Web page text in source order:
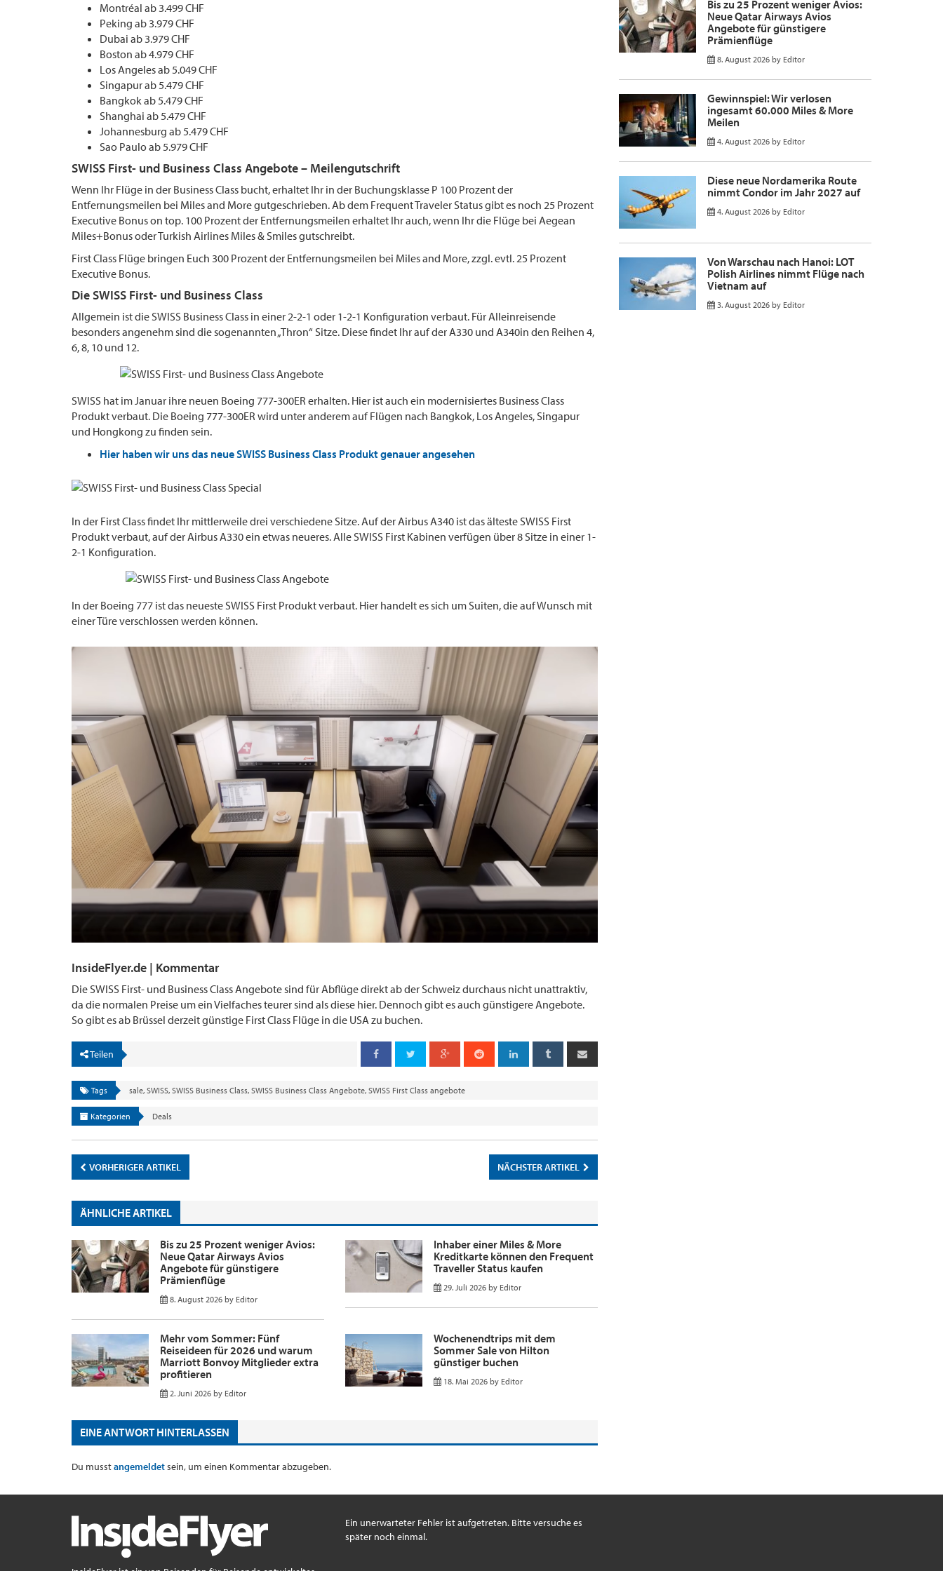
Montréal ab 3.499 CHF
Peking ab 3.979 CHF
Dubai ab 3.979 CHF
Boston ab 4.979 CHF
Los Angeles ab 5.049 CHF
Singapur ab 5.479 CHF
Bangkok ab 5.479 CHF
Shanghai ab 5.479 CHF
Johannesburg ab 5.479 CHF
Sao Paulo ab 5.979 CHF
SWISS First- und Business Class Angebote – Meilengutschrift
Wenn Ihr Flüge in der Business Class bucht, erhaltet Ihr in der Buchungsklasse P 100 Prozent der
Entfernungsmeilen bei Miles and More gutgeschrieben. Ab dem Frequent Traveler Status gibt es noch 25 Prozent
Executive Bonus on top. 100 Prozent der Entfernungsmeilen erhaltet Ihr auch, wenn Ihr die Flüge bei Aegean
Miles+Bonus oder Turkish Airlines Miles & Smiles gutschreibt.
First Class Flüge bringen Euch 300 Prozent der Entfernungsmeilen bei Miles and More, zzgl. evtl. 25 Prozent
Executive Bonus.
Die SWISS First- und Business Class
Allgemein ist die SWISS Business Class in einer 2-2-1 oder 1-2-1 Konfiguration verbaut. Für Alleinreisende
besonders angenehm sind die sogenannten „Thron“ Sitze. Diese findet Ihr auf der A330 und A340in den Reihen 4,
6, 8, 10 und 12.
SWISS hat im Januar ihre neuen Boeing 777-300ER erhalten. Hier ist auch ein modernisiertes Business Class
Produkt verbaut. Die Boeing 777-300ER wird unter anderem auf Flügen nach Bangkok, Los Angeles, Singapur
und Hongkong zu finden sein.
Hier haben wir uns das neue SWISS Business Class Produkt genauer angesehen
In der First Class findet Ihr mittlerweile drei verschiedene Sitze. Auf der Airbus A340 ist das älteste SWISS First
Produkt verbaut, auf der Airbus A330 ein etwas neueres. Alle SWISS First Kabinen verfügen über 8 Sitze in einer 1-
2-1 Konfiguration.
In der Boeing 777 ist das neueste SWISS First Produkt verbaut. Hier handelt es sich um Suiten, die auf Wunsch mit
einer Türe verschlossen werden können.
InsideFlyer.de | Kommentar
Die SWISS First- und Business Class Angebote sind für Abflüge direkt ab der Schweiz durchaus nicht unattraktiv,
da die normalen Preise um ein Vielfaches teurer sind als diese hier. Dennoch gibt es auch günstigere Angebote.
So gibt es ab Brüssel derzeit günstige First Class Flüge in die USA zu buchen.
Teilen
Tags sale, SWISS, SWISS Business Class, SWISS Business Class Angebote, SWISS First Class angebote
Kategorien Deals
VORHERIGER ARTIKEL NÄCHSTER ARTIKEL
ÄHNLICHE ARTIKEL
Bis zu 25 Prozent weniger Avios:
Neue Qatar Airways Avios
Angebote für günstigere
Prämienflüge
8. August 2026 by Editor
Inhaber einer Miles & More
Kreditkarte können den Frequent
Traveller Status kaufen
29. Juli 2026 by Editor
Mehr vom Sommer: Fünf
Reiseideen für 2026 und warum
Marriott Bonvoy Mitglieder extra
profitieren
2. Juni 2026 by Editor
Wochenendtrips mit dem
Sommer Sale von Hilton
günstiger buchen
18. Mai 2026 by Editor
EINE ANTWORT HINTERLASSEN
Du musstangemeldetsein, um einen Kommentar abzugeben.
Bis zu 25 Prozent weniger Avios:
Neue Qatar Airways Avios
Angebote für günstigere
Prämienflüge
8. August 2026 by Editor
Gewinnspiel: Wir verlosen
ingesamt 60.000 Miles & More
Meilen
4. August 2026 by Editor
Diese neue Nordamerika Route
nimmt Condor im Jahr 2027 auf
4. August 2026 by Editor
Von Warschau nach Hanoi: LOT
Polish Airlines nimmt Flüge nach
Vietnam auf
3. August 2026 by Editor
Ein unerwarteter Fehler ist aufgetreten. Bitte versuche es
später noch einmal.